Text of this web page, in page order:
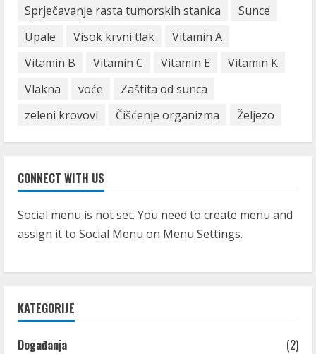
Sprječavanje rasta tumorskih stanica
Sunce
Upale
Visok krvni tlak
Vitamin A
Vitamin B
Vitamin C Vitamin E
Vitamin K
Vlakna
voće
Zaštita od sunca
zeleni krovovi
Čišćenje organizma Željezo
CONNECT WITH US
Social menu is not set. You need to create menu and
assign it to Social Menu on Menu Settings.
KATEGORIJE
Događanja
(2)